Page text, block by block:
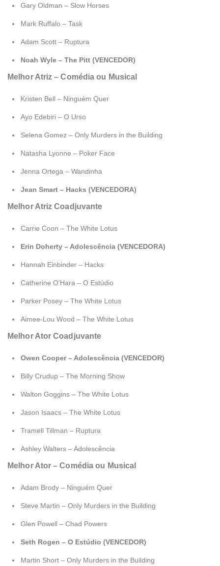
Gary Oldman – Slow Horses
Mark Ruffalo – Task
Adam Scott – Ruptura
Noah Wyle – The Pitt (VENCEDOR)
Melhor Atriz – Comédia ou Musical
Kristen Bell – Ninguém Quer
Ayo Edebiri – O Urso
Selena Gomez – Only Murders in the Building
Natasha Lyonne – Poker Face
Jenna Ortega – Wandinha
Jean Smart – Hacks (VENCEDORA)
Melhor Atriz Coadjuvante
Carrie Coon – The White Lotus
Erin Doherty – Adolescência (VENCEDORA)
Hannah Einbinder – Hacks
Catherine O’Hara – O Estúdio
Parker Posey – The White Lotus
Aimee-Lou Wood – The White Lotus
Melhor Ator Coadjuvante
Owen Cooper – Adolescência (VENCEDOR)
Billy Crudup – The Morning Show
Walton Goggins – The White Lotus
Jason Isaacs – The White Lotus
Tramell Tillman – Ruptura
Ashley Walters – Adolescência
Melhor Ator – Comédia ou Musical
Adam Brody – Ninguém Quer
Steve Martin – Only Murders in the Building
Glen Powell – Chad Powers
Seth Rogen – O Estúdio (VENCEDOR)
Martin Short – Only Murders in the Building